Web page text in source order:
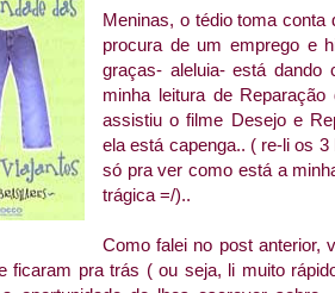
Meninas, o tédio toma
procura de um emprego e
graças- aleluia- está dando
minha leitura de
assistiu o filme Desejo e
ela está capenga.. ( re-li os
só pra ver como está a
trágica =/)..
Como falei no post anterior,
ficaram pra trás ( ou seja, li muito